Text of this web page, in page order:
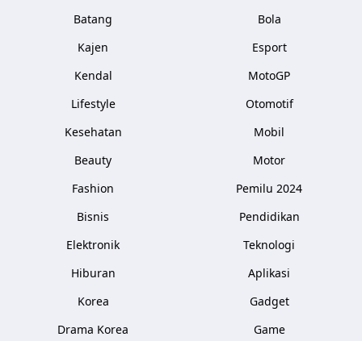
Batang
Kajen
Kendal
Lifestyle
Kesehatan
Beauty
Fashion
Bisnis
Elektronik
Hiburan
Korea
Drama Korea
Bola
Esport
MotoGP
Otomotif
Mobil
Motor
Pemilu 2024
Pendidikan
Teknologi
Aplikasi
Gadget
Game